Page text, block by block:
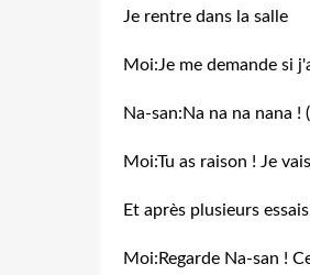
Je rentre dans la salle
Moi:Je me demande si
Na-san:Na na na nana !
Moi:Tu as raison ! Je
Et après plusieurs
Moi:Regarde Na-san !